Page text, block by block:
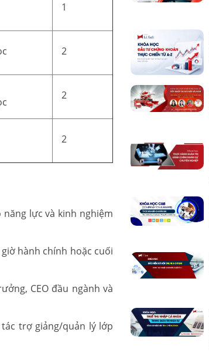
1
2
2
2
lực và kinh nghiệm
hành chính hoặc cuối
CEO đầu ngành và
trợ giảng/quản lý lớp